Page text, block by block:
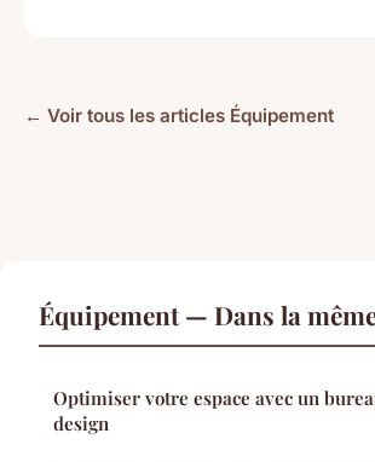
← Voir tous les articles Équipement
Équipement — Dans la
Optimiser votre espace avec un
design